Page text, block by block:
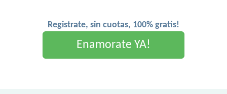
Registrate, sin cuotas, 100% gratis!
Enamorate YA!